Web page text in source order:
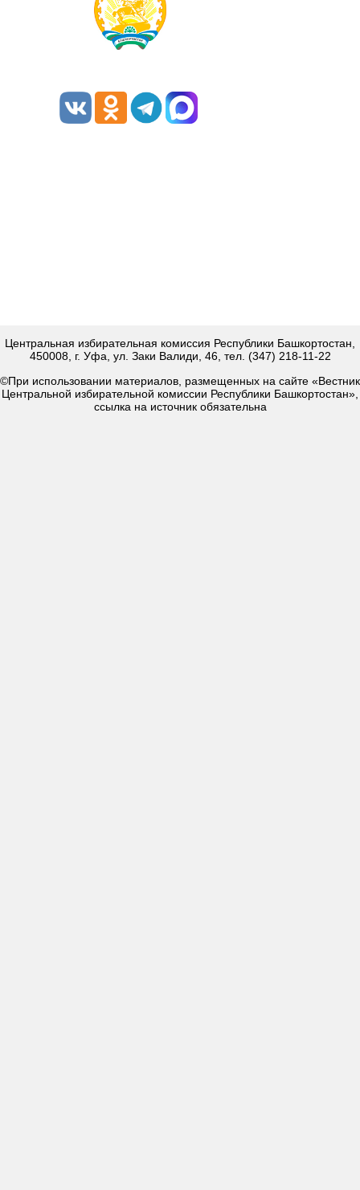
Центральная избирательная комиссия Республики Башкортостан,
450008, г. Уфа, ул. Заки Валиди, 46, тел. (347) 218-11-22
©При использовании материалов, размещенных на сайте «Вестник
Центральной избирательной комиссии Республики Башкортостан»,
ссылка на источник обязательна